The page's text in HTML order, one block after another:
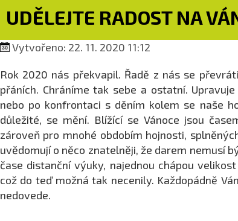
UDĚLEJTE RADOST NA
Vytvořeno: 22. 11. 2020 11:12
Rok 2020 nás překvapil. Řadě z nás se
přáních. Chráníme tak sebe a ostatní.
nebo po konfrontaci s děním kolem se naše
důležité, se mění. Blížící se Vánoce jsou
zároveň pro mnohé obdobím hojnosti,
uvědomují o něco znatelněji, že darem nemusí
čase distanční výuky, najednou chápou
což do teď možná tak necenily. Každopádně
nedovede.